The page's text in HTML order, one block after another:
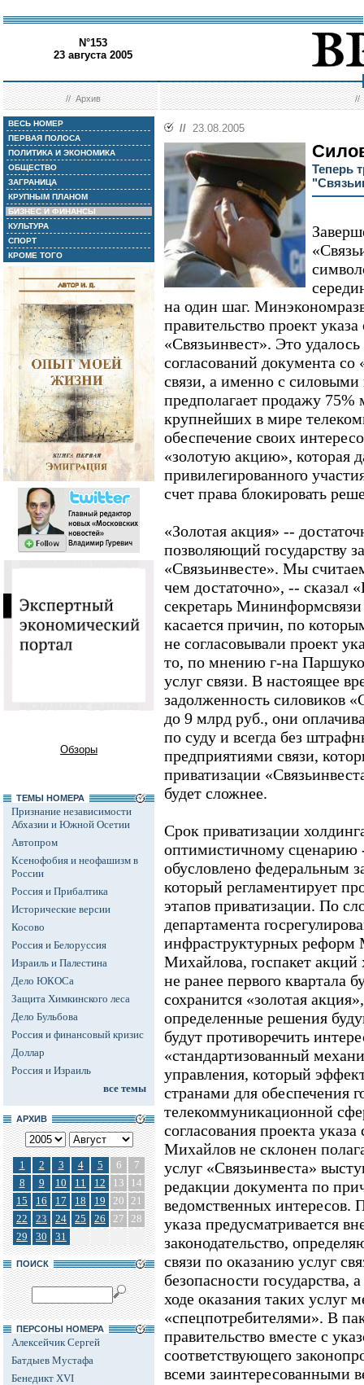
N°153
23 августа 2005
//Архив //
ВЕСЬ НОМЕР
ПЕРВАЯ ПОЛОСА
ПОЛИТИКА И ЭКОНОМИКА
ОБЩЕСТВО
ЗАГРАНИЦА
КРУПНЫМ ПЛАНОМ
БИЗНЕС И ФИНАНСЫ
КУЛЬТУРА
СПОРТ
КРОМЕ ТОГО
Обзоры
ТЕМЫ НОМЕРА
Признание независимости
Абхазии и Южной Осетии
Автопром
Ксенофобия и неофашизм в
России
Россия и Прибалтика
Исторические версии
Косово
Россия и Белоруссия
Израиль и Палестина
Дело ЮКОСа
Защита Химкинского леса
Дело Бульбова
Россия и финансовый кризис
Доллар
Россия и Израиль
все темы
АРХИВ
1 2 3 4 5 6
7
8
9 10 11 12 13
14
15
16 17 18 19 20 21
22
23 24 25 26 27 28
29
30 31
ПОИСК
ПЕРСОНЫ НОМЕРА
Алексейчик Сергей
Батдыев Мустафа
Бенедикт XVI
// 23.08.2005
Теперь
на один шаг.
правительство проект
«Связьинвест». Это
согласований документа со
связи, а именно с
предполагает продажу
крупнейших в мире
обеспечение своих
«золотую акцию», которая
привилегированного
счет права блокировать
«Золотая акция» --
позволяющий государству
«Связьинвесте». Мы
чем достаточно», -- сказал
секретарь
касается причин, по
не согласовывали проект
то, по мнению г-на
услуг связи. В настоящее
задолженность силовиков
до 9 млрд руб., они
по суду и всегда без
предприятиями связи,
приватизации
будет сложнее.
Срок приватизации
оптимистичному сценарию
обусловлено федеральным
который регламентирует
этапов приватизации. По
департамента
инфраструктурных реформ
Михайлова, госпакет
не ранее первого квартала
сохранится «золотая
определенные решения
будут противоречить
«стандартизованный
управления, который
странами для обеспечения
телекоммуникационной
согласования проекта
Михайлов не склонен
услуг «Связьинвеста»
редакции документа по
ведомственных интересов.
указа предусматривается
законодательство,
связи по оказанию услуг
безопасности государства,
ходе оказания таких услуг
«спецпотребителями». В
правительство вместе с
соответствующего
всеми заинтересованными